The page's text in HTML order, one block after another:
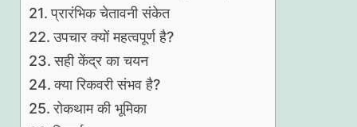
प्रारंभिक चेतावनी संकेत
उपचार क्यों महत्वपूर्ण है?
सही केंद्र का चयन
क्या रिकवरी संभव है?
रोकथाम की भूमिका